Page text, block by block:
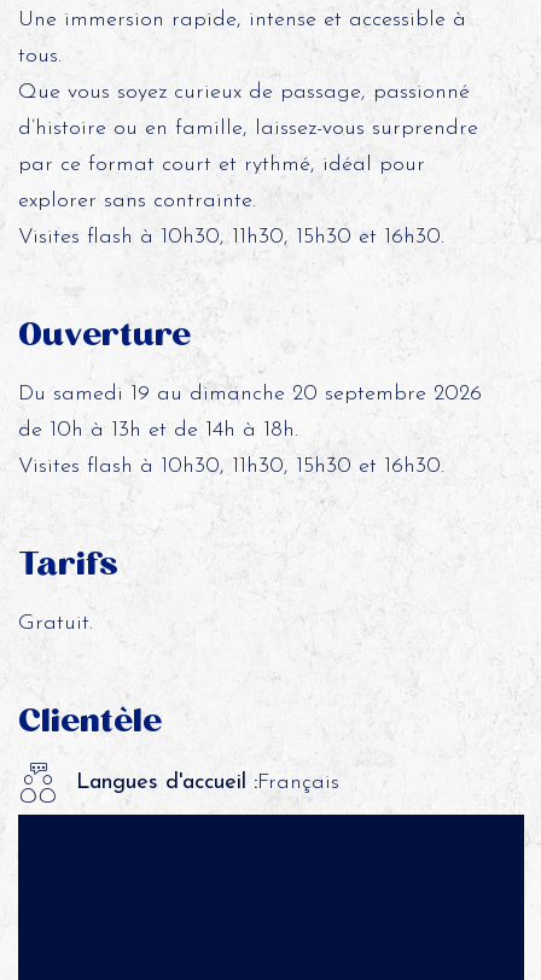
Une immersion rapide, intense et accessible à
tous.
Que vous soyez curieux de passage, passionné
d’histoire ou en famille, laissez-vous surprendre
par ce format court et rythmé, idéal pour
explorer sans contrainte.
Visites flash à 10h30, 11h30, 15h30 et 16h30.
Ouverture
Du samedi 19 au dimanche 20 septembre 2026
de 10h à 13h et de 14h à 18h.
Visites flash à 10h30, 11h30, 15h30 et 16h30.
Tarifs
Gratuit.
Clientèle
Langues d'accueil :Français